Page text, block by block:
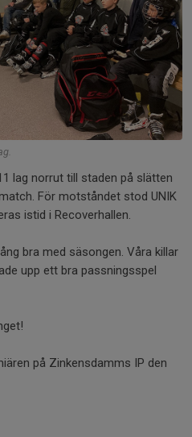
lag norrut till staden på slätten
För motståndet stod UNIK
istid i Recoverhallen.
bra med säsongen. Våra killar
upp ett bra passningsspel
på Zinkensdamms IP den